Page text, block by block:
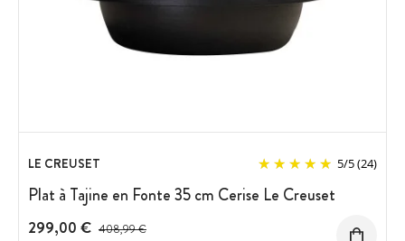
LE CREUSET 5/5(24)
Plat à Tajine en Fonte 35 cm Cerise Le Creuset
299,00 € Prix avant réduction :
408,99 €